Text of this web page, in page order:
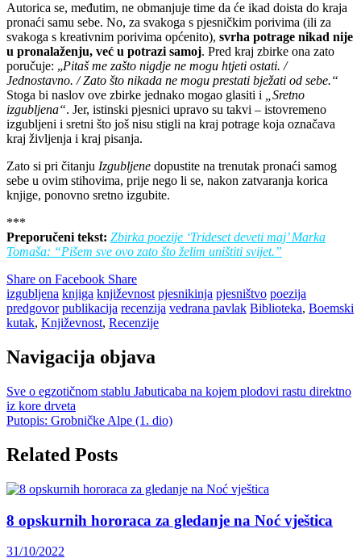
Autorica se, međutim, ne obmanjuje time da će ikad doista do kraja
pronaći samu sebe. No, za svakoga s pjesničkim porivima (ili za
svakoga s kreativnim porivima općenito), svrha potrage nikad nije
u pronalaženju, već u potrazi samoj. Pred kraj zbirke ona zato
poručuje: „Pitaš me zašto nigdje ne mogu htjeti ostati. /
Jednostavno. / Zato što nikada ne mogu prestati bježati od sebe.“
Stoga bi naslov ove zbirke jednako mogao glasiti i
„Sretno
izgubljena“. Jer, istinski pjesnici upravo su takvi – istovremeno
izgubljeni i sretni što još nisu stigli na kraj potrage koja označava
kraj življenja i kraj pisanja.
Zato si pri čitanju Izgubljene dopustite na trenutak pronaći samog
sebe u ovim stihovima, prije nego li se, nakon zatvaranja korica
knjige, ponovno sretno izgubite.
***
Preporučeni tekst: Zbirka poezije ‘Trideset deveti maj’ Marka
Tomaša: “Pišem sve ovo zato što želim uništiti svijet.”
Share on Facebook Share
izgubljena knjiga književnost pjesnikinja pjesništvo poezija
predgovor publikacija recenzija vedrana pavlak Biblioteka, Boemski
kutak, Književnost, Recenzije
Navigacija objava
Sve o egzotičnom stablu Jabuticaba na kojem plodovi rastu direktno
iz kore drveta
Putopis: Grobničke Alpe (1. dio)
Related Posts
8 opskurnih hororaca za gledanje na Noć vještica
31/10/2022